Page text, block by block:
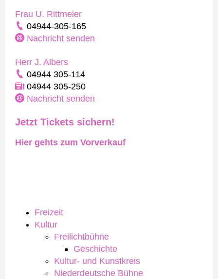
Freizeit
Kultur
Freilichtbühne
Geschichte
Kultur- und Kunstkreis
Niederdeutsche Bühne
Frau U. Rittmeier
04944-305-165
Nachricht senden
Herr J. Albers
04944 305-114
04944 305-250
Nachricht senden
Jetzt Tickets sichern!
Hier gehts zum Vorverkauf